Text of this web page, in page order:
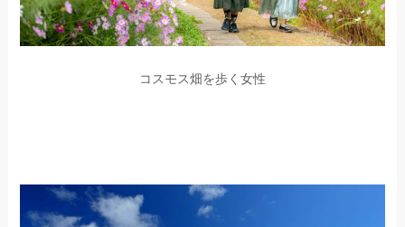
コスモス畑を歩く女性